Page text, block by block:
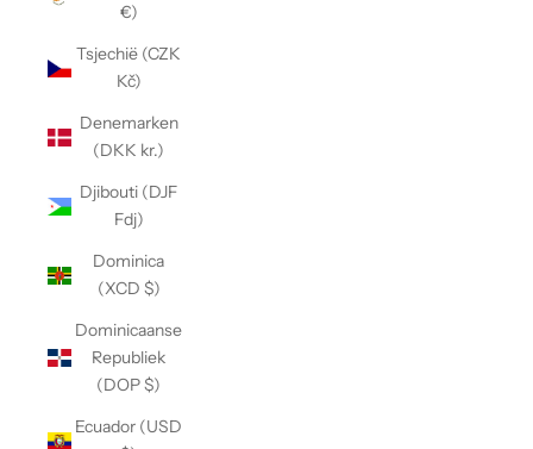
€)
Tsjechië (CZK
Kč)
Denemarken
(DKK kr.)
Djibouti (DJF
Fdj)
Dominica
(XCD $)
Dominicaanse
Republiek
(DOP $)
Ecuador (USD